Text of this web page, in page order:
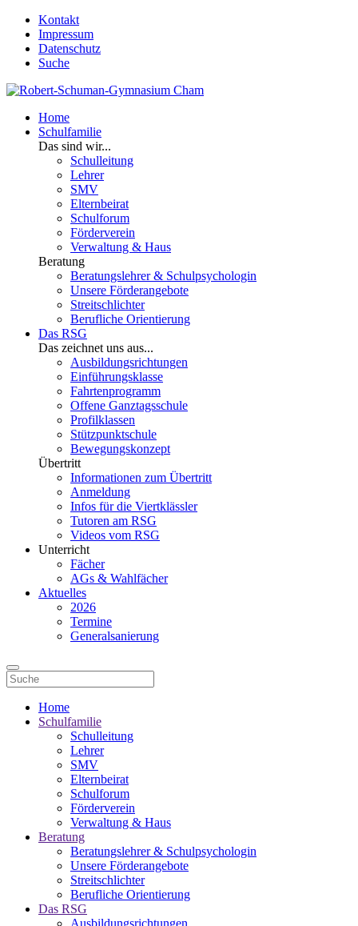
Kontakt
Impressum
Datenschutz
Suche
Home
Schulfamilie
Das sind wir...
Schulleitung
Lehrer
SMV
Elternbeirat
Schulforum
Förderverein
Verwaltung & Haus
Beratung
Beratungslehrer & Schulpsychologin
Unsere Förderangebote
Streitschlichter
Berufliche Orientierung
Das RSG
Das zeichnet uns aus...
Ausbildungsrichtungen
Einführungsklasse
Fahrtenprogramm
Offene Ganztagsschule
Profilklassen
Stützpunktschule
Bewegungskonzept
Übertritt
Informationen zum Übertritt
Anmeldung
Infos für die Viertklässler
Tutoren am RSG
Videos vom RSG
Unterricht
Fächer
AGs & Wahlfächer
Aktuelles
2026
Termine
Generalsanierung
Home
Schulfamilie
Schulleitung
Lehrer
SMV
Elternbeirat
Schulforum
Förderverein
Verwaltung & Haus
Beratung
Beratungslehrer & Schulpsychologin
Unsere Förderangebote
Streitschlichter
Berufliche Orientierung
Das RSG
Ausbildungsrichtungen